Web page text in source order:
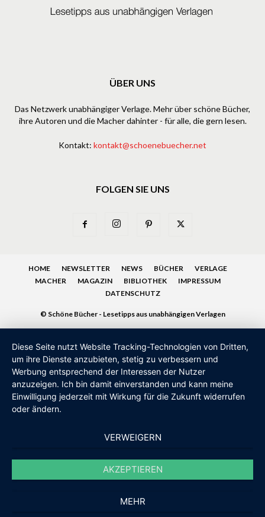
ÜBER UNS
Das Netzwerk unabhängiger Verlage. Mehr über schöne Bücher,
ihre Autoren und die Macher dahinter - für alle, die gern lesen.
Kontakt: kontakt@schoenebuecher.net
FOLGEN SIE UNS
HOME NEWSLETTER NEWS BÜCHER
VERLAGE
MACHER
MAGAZIN BIBLIOTHEK
IMPRESSUM
DATENSCHUTZ
© Schöne Bücher - Lesetipps aus unabhängigen Verlagen
Diese Seite nutzt Website Tracking-Technologien von Dritten,
um ihre Dienste anzubieten, stetig zu verbessern und
Werbung entsprechend der Interessen der Nutzer
anzuzeigen. Ich bin damit einverstanden und kann meine
Einwilligung jederzeit mit Wirkung für die Zukunft widerrufen
oder ändern.
VERWEIGERN
AKZEPTIEREN
MEHR